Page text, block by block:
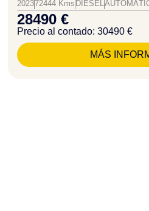
202372444 Kms DIESEL
28490 €
Precio al contado: 30490 €
MÁS